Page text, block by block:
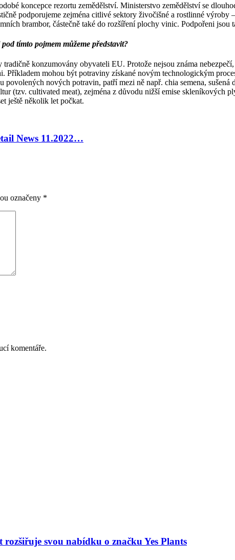
koncepce rezortu zemědělství. Ministerstvo zemědělství se
podporujeme zejména citlivé sektory živočišné a rostlinné výroby
brambor, částečně také do rozšíření plochy vinic. Podpořeni
tímto pojmem můžeme představit?
konzumovány obyvateli EU. Protože nejsou známa
Příkladem mohou být potraviny získané novým technologickým
nových potravin, patří mezi ně např. chia semena,
(tzv. cultivated meat), zejména z důvodu nižší emise skleníkových
ještě několik let počkat.
News 11.2022…
označeny *
komentáře.
svou nabídku o značku Yes Plants